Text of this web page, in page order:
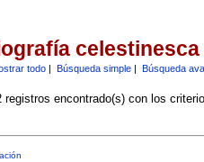
celestinesca
todo| Búsqueda simple| Búsqueda
registros encontrado(s) con los